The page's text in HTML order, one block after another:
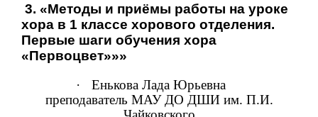
3. «Методы и приёмы работы на уроке
хора в 1 классе хорового отделения.
Первые шаги обучения хора
«Первоцвет»»»
·
Енькова Лада Юрьевна
преподаватель МАУ ДО ДШИ им. П.И.